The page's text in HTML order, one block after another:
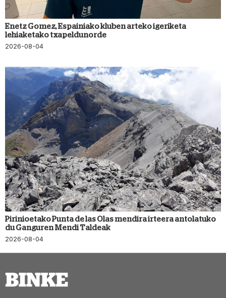
Enetz Gomez, Espainiako kluben arteko igeriketa
lehiaketako txapeldunorde
2026-08-04
Pirinioetako Punta de las Olas mendira irteera antolatuko
du Ganguren Mendi Taldeak
2026-08-04